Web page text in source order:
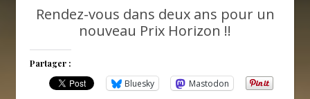
Rendez-vous dans deux ans pour un
nouveau Prix Horizon !!
Partager :
Bluesky Mastodon